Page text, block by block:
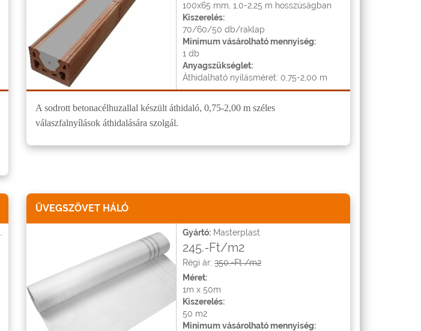
100x65 mm, 1,0-2,25 m hosszúságban
Kiszerelés:
70/60/50 db/raklap
Minimum vásárolható mennyiség:
1 db
Anyagszükséglet:
Áthidalható nyílásméret: 0,75-2,00 m
A sodrott betonacélhuzallal készült áthidaló, 0,75-2,00 m széles
válaszfalnyílások áthidalására szolgál.
ÜVEGSZÖVET HÁLÓ
Gyártó: Masterplast
245.-Ft/m2
Régi ár: 350.-Ft /m2
Méret:
1m x 50m
Kiszerelés:
50 m2
Minimum vásárolható mennyiség: